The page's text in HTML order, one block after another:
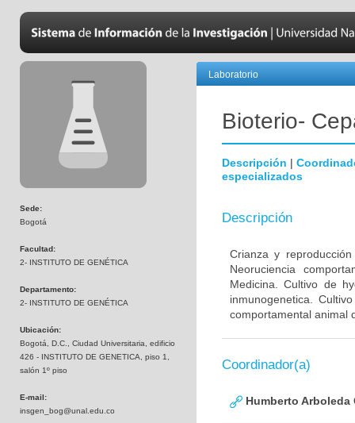
Sede:
Bogotá
Facultad:
2- INSTITUTO DE GENÉTICA
Departamento:
2- INSTITUTO DE GENÉTICA
Ubicación:
Bogotá, D.C., Ciudad Universitaria, edificio
426 - INSTITUTO DE GENETICA, piso 1,
salón 1º piso
E-mail:
insgen_bog@unal.edu.co
Laboratorio
Bioterio-
Descripción |
especializados
Descripción
Crianza y
Neoruciencia
Medicina. Cultivo de
inmunogenetica.
comportamental animal
Coordinador(a)
Humberto Arboleda